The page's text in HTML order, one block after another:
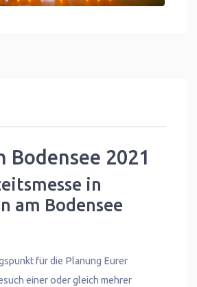
Bodensee 2021
in
am Bodensee
für die Planung Eurer
einer oder gleich mehrer